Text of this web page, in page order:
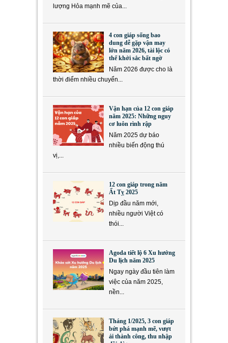
lượng Hỏa mạnh mẽ của...
4 con giáp sống bao
dung dễ gặp vận may
lớn năm 2026, tài lộc có
thể khởi sắc bất ngờ
Năm 2026 được cho là
thời điểm nhiều chuyển...
Vận hạn của 12 con giáp
năm 2025: Những nguy
cơ luôn rình rập
Năm 2025 dự báo
nhiều biến động thú
vị,...
12 con giáp trong năm
Ất Tỵ 2025
Dịp đầu năm mới,
nhiều người Việt có
thói...
Agoda tiết lộ 6 Xu hướng
Du lịch năm 2025
Ngay ngày đầu tiên làm
việc của năm 2025,
nền...
Tháng 1/2025, 3 con giáp
bứt phá mạnh mẽ, vượt
ải thành công, thu nhập